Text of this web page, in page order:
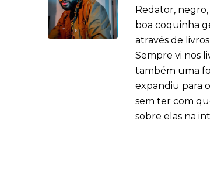
Redator,
boa coquinha
através de
Sempre vi nos
também uma
expandiu para
sem ter com
sobre elas na